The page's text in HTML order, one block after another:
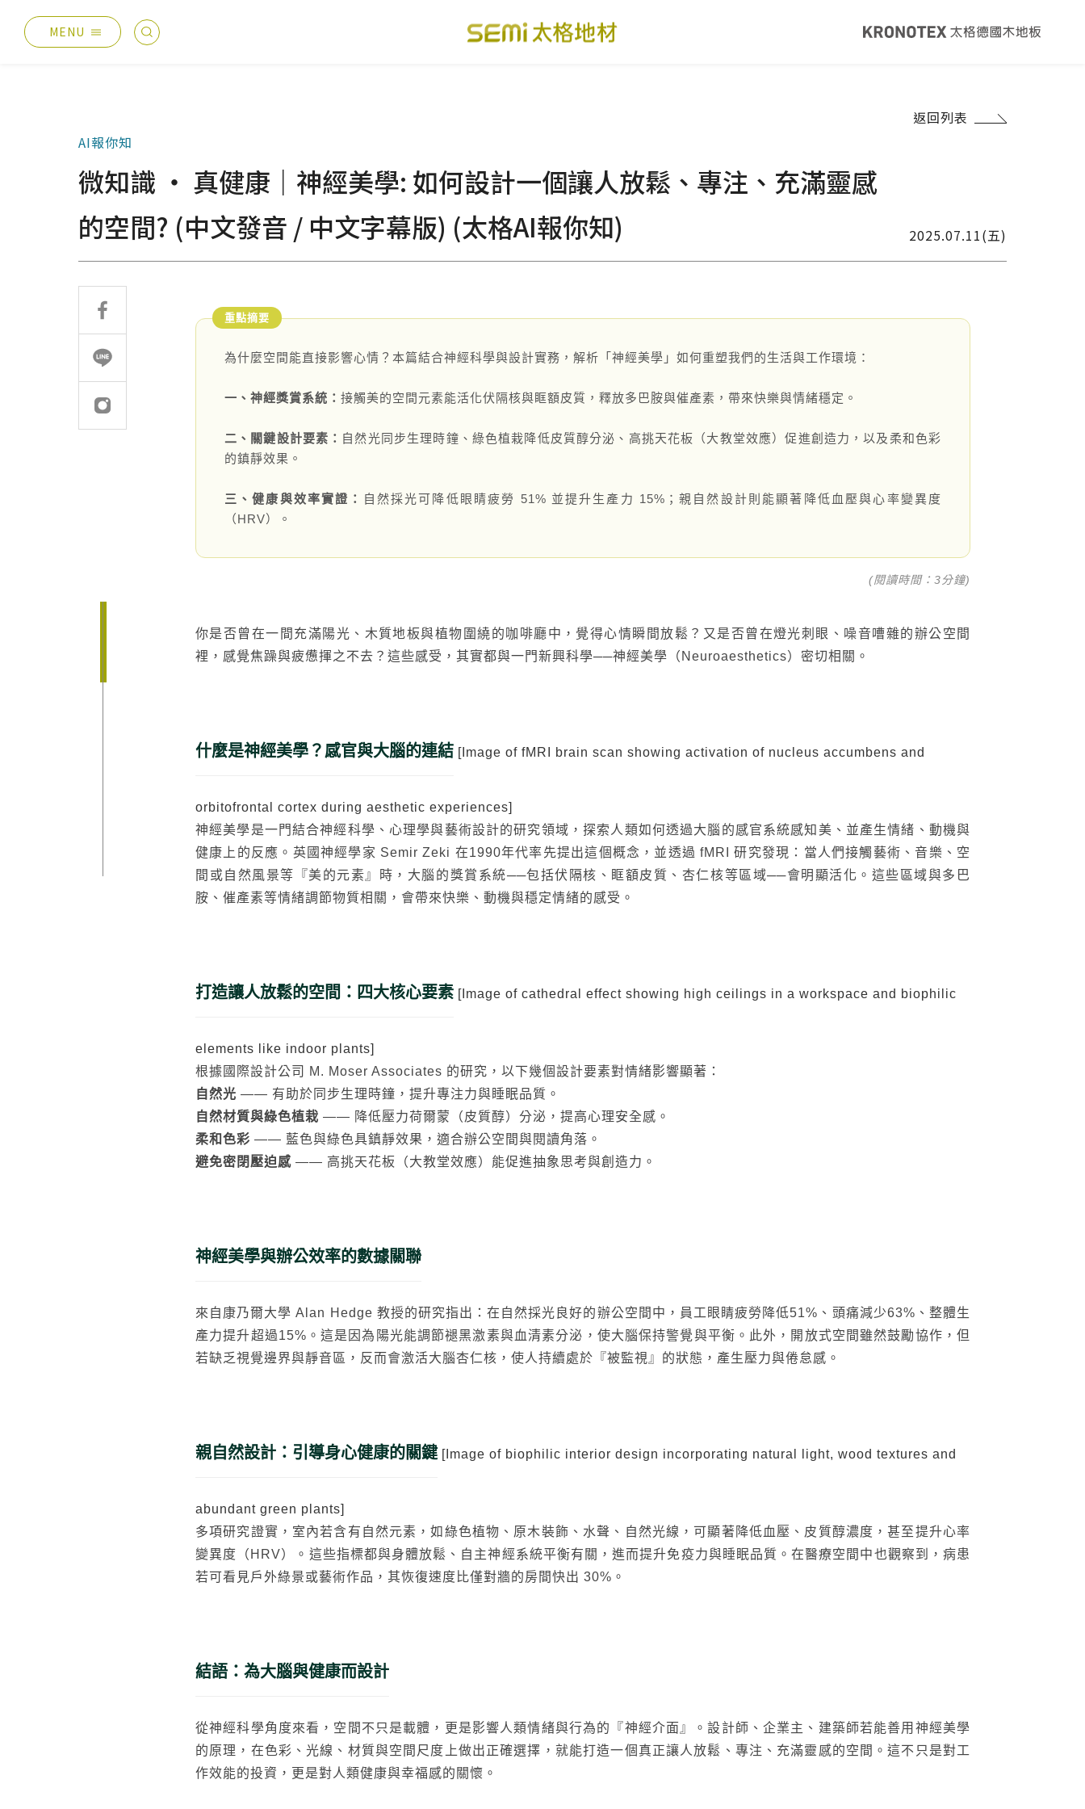
MENU
主題活動
產品分享
設計案例
太格生活
AI報你知
伊格潛水木地板
SPC礦石卡扣地板
運動地板
PVC南亞透心地磚
PVC複合塑膠地板
PVC導電地板
台化地毯
太格ESG
隔音建材
WELL/LEED認證
業績分類
建案．住宅
醫療．生技
服務優勢
堅持品質
地坪設計提案
教育訓練
semi太格盃施工訓練
關於我們
聯絡太格
文化理念
社會參與
下載・影音
產品目錄
影音分享
FOLLOW US：
搜尋
返回列表
AI報你知
微知識 ‧ 真健康｜神經美學: 如何設計一個讓人放鬆、專注、充滿靈感
的空間? (中文發音 / 中文字幕版) (太格AI報你知)
2025.07.11(五)
為什麼空間能直接影響心情？本篇結合神經科學與設計實務，解析「神經美學」如何重塑我們的生活與工作環境：
一、神經獎賞系統： 接觸美的空間元素能活化伏隔核與眶額皮質，釋放多巴胺與催產素，帶來快樂與情緒穩定。
二、關鍵設計要素： 自然光同步生理時鐘、綠色植栽降低皮質醇分泌、高挑天花板（大教堂效應）促進創造力，以及柔和色彩
的鎮靜效果。
三、健康與效率實證：
自然採光可降低眼睛疲勞 51% 並提升生產力 15%；親自然設計則能顯著降低血壓與心率變異度
（HRV）。
(閱讀時間：3分鐘)
你是否曾在一間充滿陽光、木質地板與植物圍繞的咖啡廳中，覺得心情瞬間放鬆？又是否曾在燈光刺眼、噪音嘈雜的辦公空間
裡，感覺焦躁與疲憊揮之不去？這些感受，其實都與一門新興科學──神經美學（Neuroaesthetics）密切相關。
什麼是神經美學？感官與大腦的連結 [Image of fMRI brain scan showing activation of nucleus accumbens and
orbitofrontal cortex during aesthetic experiences]
神經美學是一門結合神經科學、心理學與藝術設計的研究領域，探索人類如何透過大腦的感官系統感知美、並產生情緒、動機與
健康上的反應。英國神經學家 Semir Zeki 在1990年代率先提出這個概念，並透過 fMRI 研究發現：當人們接觸藝術、音樂、空
間或自然風景等『美的元素』時，大腦的獎賞系統──包括伏隔核、眶額皮質、杏仁核等區域──會明顯活化。這些區域與多巴
胺、催產素等情緒調節物質相關，會帶來快樂、動機與穩定情緒的感受。
打造讓人放鬆的空間：四大核心要素 [Image of cathedral effect showing high ceilings in a workspace and biophilic
elements like indoor plants]
根據國際設計公司 M. Moser Associates 的研究，以下幾個設計要素對情緒影響顯著：
自然光 —— 有助於同步生理時鐘，提升專注力與睡眠品質。
自然材質與綠色植栽 —— 降低壓力荷爾蒙（皮質醇）分泌，提高心理安全感。
柔和色彩 —— 藍色與綠色具鎮靜效果，適合辦公空間與閱讀角落。
避免密閉壓迫感 —— 高挑天花板（大教堂效應）能促進抽象思考與創造力。
神經美學與辦公效率的數據關聯
來自康乃爾大學 Alan Hedge 教授的研究指出：在自然採光良好的辦公空間中，員工眼睛疲勞降低51%、頭痛減少63%、整體生
產力提升超過15%。這是因為陽光能調節褪黑激素與血清素分泌，使大腦保持警覺與平衡。此外，開放式空間雖然鼓勵協作，但
若缺乏視覺邊界與靜音區，反而會激活大腦杏仁核，使人持續處於『被監視』的狀態，產生壓力與倦怠感。
親自然設計：引導身心健康的關鍵 [Image of biophilic interior design incorporating natural light, wood textures and
abundant green plants]
多項研究證實，室內若含有自然元素，如綠色植物、原木裝飾、水聲、自然光線，可顯著降低血壓、皮質醇濃度，甚至提升心率
變異度（HRV）。這些指標都與身體放鬆、自主神經系統平衡有關，進而提升免疫力與睡眠品質。在醫療空間中也觀察到，病患
若可看見戶外綠景或藝術作品，其恢復速度比僅對牆的房間快出 30%。
結語：為大腦與健康而設計
從神經科學角度來看，空間不只是載體，更是影響人類情緒與行為的『神經介面』。設計師、企業主、建築師若能善用神經美學
的原理，在色彩、光線、材質與空間尺度上做出正確選擇，就能打造一個真正讓人放鬆、專注、充滿靈感的空間。這不只是對工
作效能的投資，更是對人類健康與幸福感的關懷。